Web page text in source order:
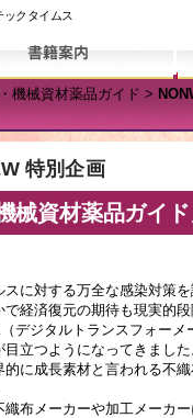
ックタイムス
機械資材薬品ガイド >
特別企画
械資材薬品ガイド
に対する万全な感染対策
経済復元の期待も現実的
デジタルトランスフォー
立つようになってきまし
に成長素材と言われる不
布メーカーや加工メーカ